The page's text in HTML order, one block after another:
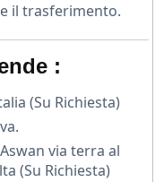
del Mar Rosso.
programma e
la Pasqua tra
il trasferimento.
:
(Su Richiesta)
via terra al
(Su Richiesta)